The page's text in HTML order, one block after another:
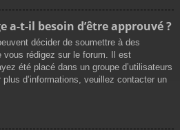
a-t-il besoin d’être approuvé ?
décider de soumettre à des
rédigez sur le forum. Il est
été placé dans un groupe d’utilisateurs
d’informations, veuillez contacter un